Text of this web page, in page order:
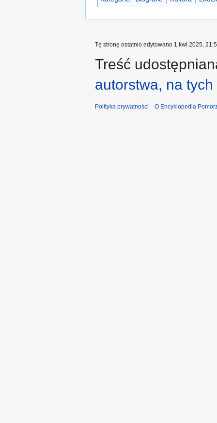
Tę stronę ostatnio edytowano 1 kwi 2025,
Treść
autorstwa, na
Polityka prywatności O Encyklopedia